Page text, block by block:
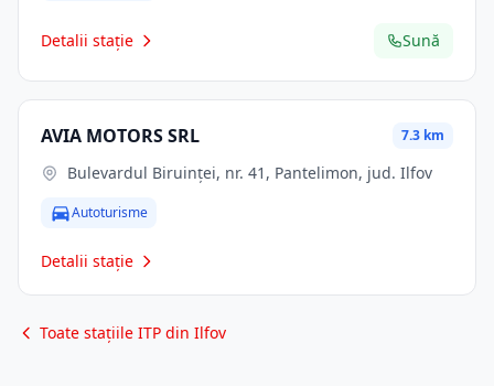
Detalii stație Sună
AVIA MOTORS SRL 7.3 km
Bulevardul Biruinței, nr. 41, Pantelimon, jud. Ilfov
Autoturisme
Detalii stație
Toate stațiile ITP din Ilfov